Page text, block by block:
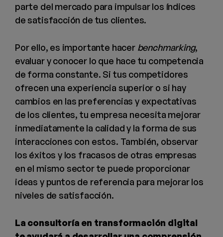
parte del mercado para impulsar los índices
de satisfacción de tus clientes.
Por ello, es importante hacer benchmarking,
evaluar y conocer lo que hace tu competencia
de forma constante. Si tus competidores
ofrecen una experiencia superior o si hay
cambios en las preferencias y expectativas
de los clientes, tu empresa necesita mejorar
inmediatamente la calidad y la forma de sus
interacciones con estos. También, observar
los éxitos y los fracasos de otras empresas
en el mismo sector te puede proporcionar
ideas y puntos de referencia para mejorar los
niveles de satisfacción.
La consultoría en transformación digital